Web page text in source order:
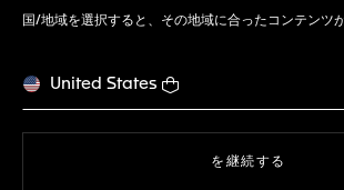
国/地域を選択すると、その地域に合ったコンテンツ
United States
ウェブサイト上の
を継続する